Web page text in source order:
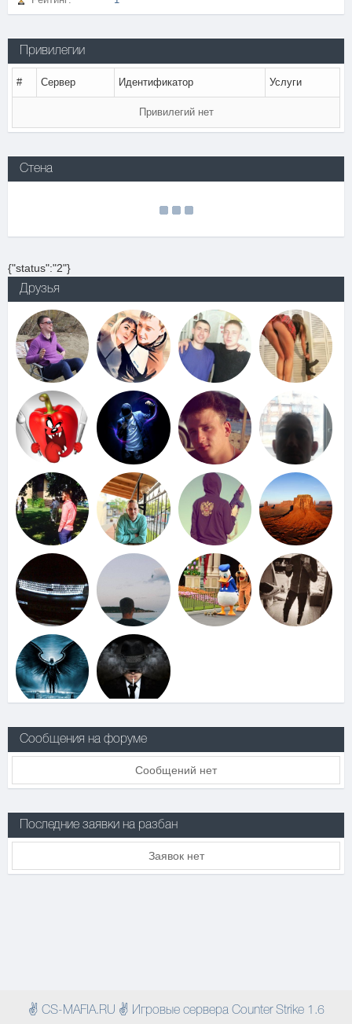
Привилегии
# Сервер Идентификатор Услуги
Привилегий нет
Стена
{"status":"2"}
Друзья
Сообщения на форуме
Сообщений нет
Последние заявки на разбан
Заявок нет
✌ CS-MAFIA.RU ✌ Игровые сервера Counter Strike 1.6